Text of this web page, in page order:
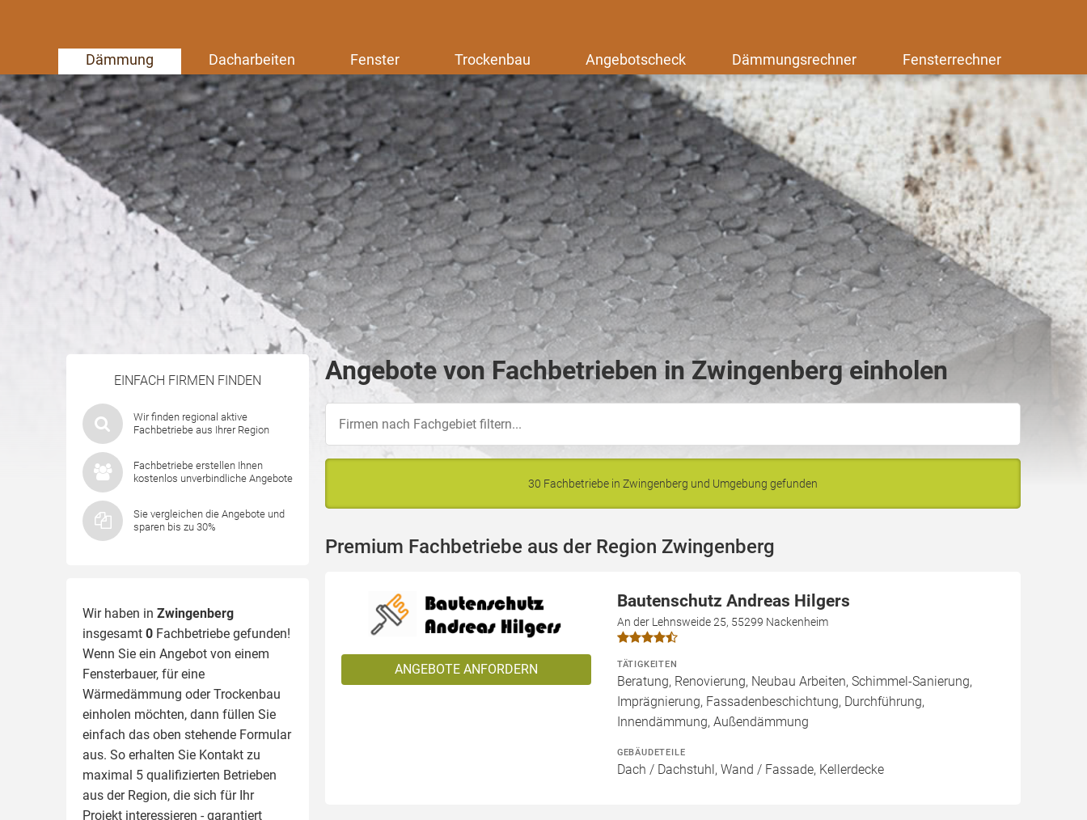
Dämmung Dacharbeiten Fenster Trockenbau Angebotscheck Dämmungsrechner Fensterrechner
EINFACH FIRMEN FINDEN
Wir finden regional aktive
Fachbetriebe aus Ihrer Region
Fachbetriebe erstellen Ihnen
kostenlos unverbindliche Angebote
Sie vergleichen die Angebote und
sparen bis zu 30%
Wir haben in Zwingenberg
insgesamt 0 Fachbetriebe gefunden!
Wenn Sie ein Angebot von einem
Fensterbauer, für eine
Wärmedämmung oder Trockenbau
einholen möchten, dann füllen Sie
einfach das oben stehende Formular
aus. So erhalten Sie Kontakt zu
maximal 5 qualifizierten Betrieben
aus der Region, die sich für Ihr
Projekt interessieren - garantiert
Angebote von Fachbetrieben in Zwingenberg einholen
30 Fachbetriebe in Zwingenberg und Umgebung gefunden
Premium Fachbetriebe aus der Region Zwingenberg
ANGEBOTE ANFORDERN
Bautenschutz Andreas Hilgers
An der Lehnsweide 25, 55299 Nackenheim
TÄTIGKEITEN
Beratung, Renovierung, Neubau Arbeiten, Schimmel-Sanierung,
Imprägnierung, Fassadenbeschichtung, Durchführung,
Innendämmung, Außendämmung
GEBÄUDETEILE
Dach / Dachstuhl, Wand / Fassade, Kellerdecke